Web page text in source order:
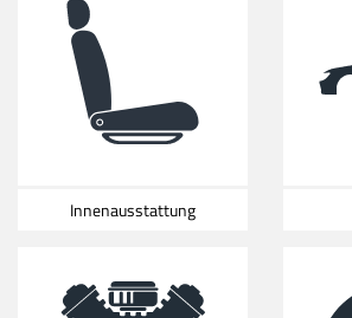
Innenausstattung